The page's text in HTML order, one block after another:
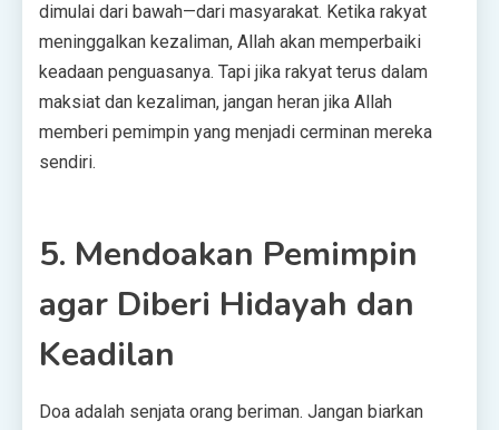
dimulai dari bawah—dari masyarakat. Ketika rakyat
meninggalkan kezaliman, Allah akan memperbaiki
keadaan penguasanya. Tapi jika rakyat terus dalam
maksiat dan kezaliman, jangan heran jika Allah
memberi pemimpin yang menjadi cerminan mereka
sendiri.
5. Mendoakan Pemimpin
agar Diberi Hidayah dan
Keadilan
Doa adalah senjata orang beriman. Jangan biarkan